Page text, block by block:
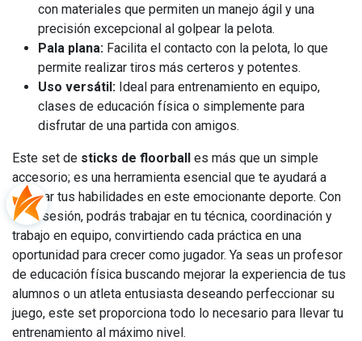
con materiales que permiten un manejo ágil y una
precisión excepcional al golpear la pelota.
Pala plana: Facilita el contacto con la pelota, lo que
permite realizar tiros más certeros y potentes.
Uso versátil: Ideal para entrenamiento en equipo,
clases de educación física o simplemente para
disfrutar de una partida con amigos.
Este set de sticks de floorball es más que un simple
accesorio; es una herramienta esencial que te ayudará a
mejorar tus habilidades en este emocionante deporte. Con
cada sesión, podrás trabajar en tu técnica, coordinación y
trabajo en equipo, convirtiendo cada práctica en una
oportunidad para crecer como jugador. Ya seas un profesor
de educación física buscando mejorar la experiencia de tus
alumnos o un atleta entusiasta deseando perfeccionar su
juego, este set proporciona todo lo necesario para llevar tu
entrenamiento al máximo nivel.